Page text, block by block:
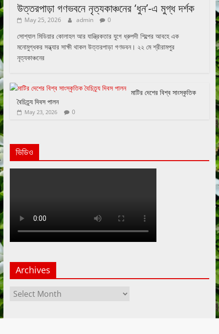
উত্তরপাড়া গণভবনে নৃত্যকাঞ্চনের ‘ধুন’-এ মুগ্ধ দর্শক
May 25, 2026 admin 0
সোশ্যাল মিডিয়ার কোলাহল আর যান্ত্রিকতার যুগে ধ্রুপদী শিল্পের আবহে এক
মনোমুগ্ধকর সন্ধ্যার সাক্ষী থাকল উত্তরপাড়া গণভবন। ২২ মে শ্রীরামপুর
নৃত্যকাঞ্চনের
মাটির দেশের বিশ্ব সাংস্কৃতিক
বৈচিত্র্য দিবস পালন
May 23, 2026 0
ভিডিও
Archives
Archives